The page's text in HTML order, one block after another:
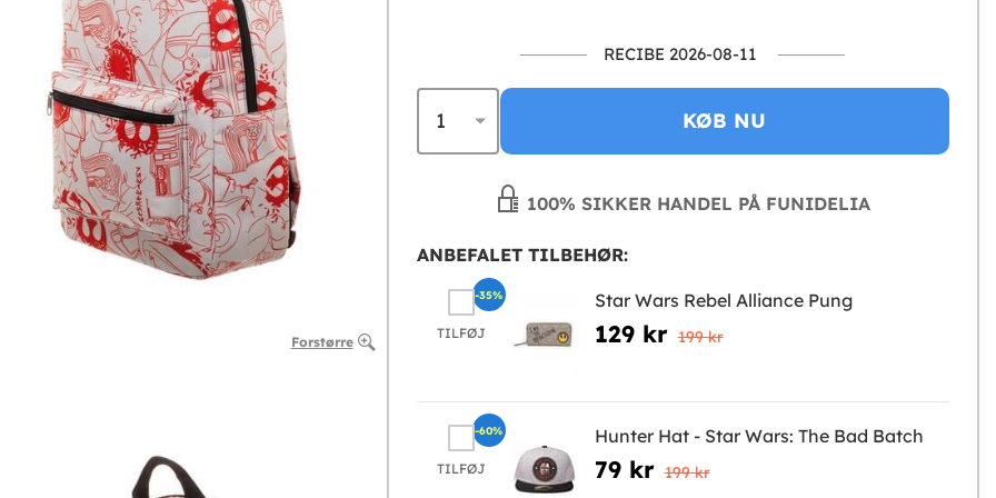
Forstørre
RECIBE 2026-08-11
KØB NU
100% SIKKER HANDEL PÅ FUNIDELIA
ANBEFALET TILBEHØR:
TILFØJ
Star Wars Rebel Alliance Pung
129 kr 199 kr
-35%
TILFØJ
Hunter Hat - Star Wars: The Bad Batch
79 kr 199 kr
-60%